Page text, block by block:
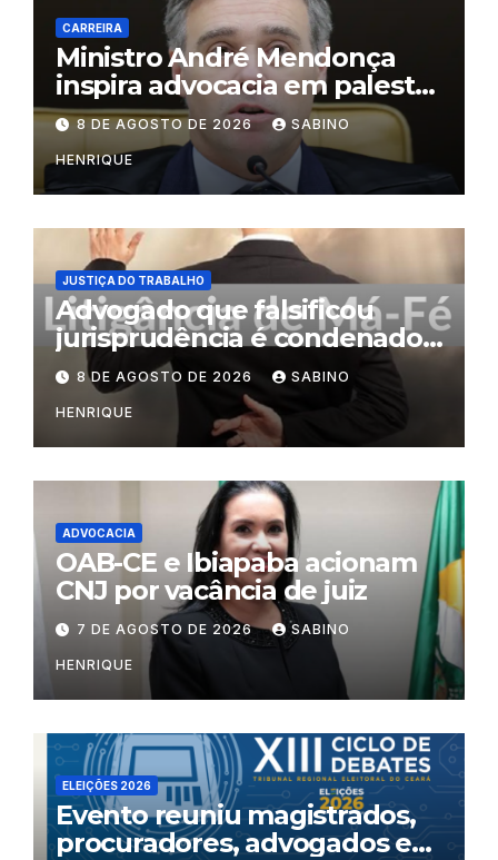
CARREIRA
Ministro André Mendonça
inspira advocacia em palestra
na OAB do Rio
8 DE AGOSTO DE 2026 SABINO
HENRIQUE
JUSTIÇA DO TRABALHO
Advogado que falsificou
jurisprudência é condenado
por litigância de má-fé
8 DE AGOSTO DE 2026 SABINO
HENRIQUE
ADVOCACIA
OAB-CE e Ibiapaba acionam
CNJ por vacância de juiz
7 DE AGOSTO DE 2026 SABINO
HENRIQUE
ELEIÇÕES 2026
Evento reuniu magistrados,
procuradores, advogados e